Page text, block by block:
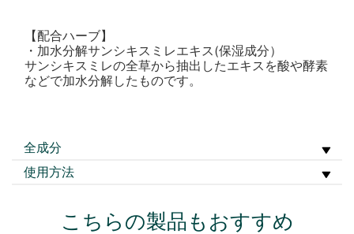
【配合ハーブ】
・加水分解サンシキスミレエキス(保湿成分）
サンシキスミレの全草から抽出したエキスを酸や酵素
などで加水分解したものです。
全成分
使用方法
こちらの製品もおすすめ